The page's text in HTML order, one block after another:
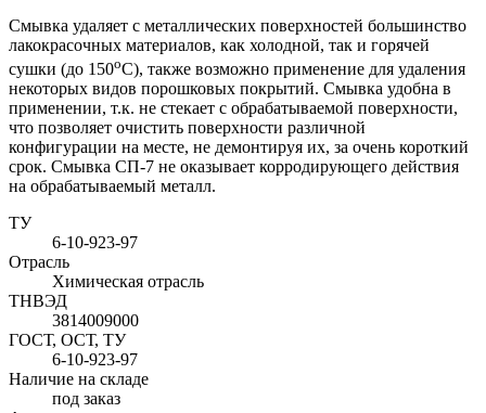
Смывка удаляет с металлических поверхностей большинство
лакокрасочных материалов, как холодной, так и горячей
сушки (до 150оС), также возможно применение для удаления
некоторых видов порошковых покрытий. Смывка удобна в
применении, т.к. не стекает с обрабатываемой поверхности,
что позволяет очистить поверхности различной
конфигурации на месте, не демонтируя их, за очень короткий
срок. Смывка СП-7 не оказывает корродирующего действия
на обрабатываемый металл.
ТУ
6-10-923-97
Отрасль
Химическая отрасль
ТНВЭД
3814009000
ГОСТ, ОСТ, ТУ
6-10-923-97
Наличие на складе
под заказ